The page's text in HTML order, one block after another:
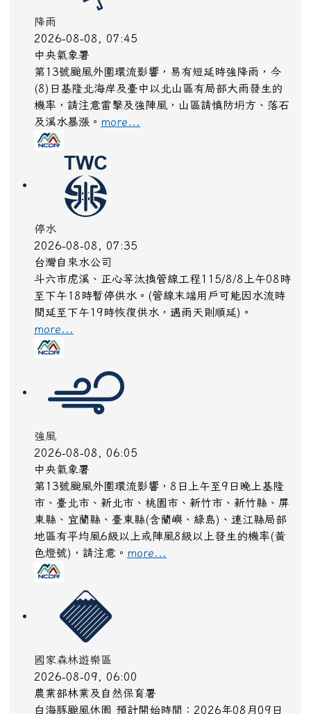
為配合高市府水利局辦理管線遷管工程。
停水
2026-08-08, 08:40
台灣自來水公司
通霄鎮通南里19鄰鐵路涵洞旁漏水搶修
降雨
2026-08-08, 07:45
中央氣象署
(8)日基隆北海岸及臺中以北山區有局部大雨發生的
機率，請注意雷擊及強陣風，山區請慎防坍方、落石
及溪水暴漲。more...
停水
2026-08-08, 07:35
台灣自來水公司
斗六市虎溪、正心等汰換管線工程115/8/8上午08時
至下午18時暫停供水。(管線末端用戶可能因水流時
間延至下午19時恢復供水，遇雨天則順延)。
more...
強風
2026-08-08, 06:05